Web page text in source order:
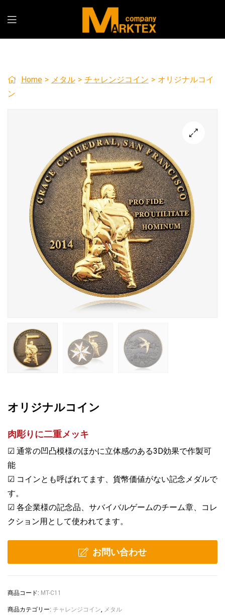
Home > メタル > チャレンジコイン > オリジナルコイ
ン
オリジナルコイン
肉彫りに二重メッキ
☑ 通常の凹凸模様のほかに立体感のある3D効果で作製可
能
☑ コインとも呼ばれてます、貨幣価値がない記念メダルで
す。
☑ 各企業様の記念品、サバイバルゲームのチーム章、コレ
クション用として使われてます。
お問い合わせ
商品コード: MT-C11
商品カテゴリー: チャレンジコイン, メタル